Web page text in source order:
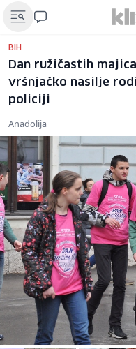
BIH
Dan ružičastih
vršnjačko nasilje
policiji
Anadolija